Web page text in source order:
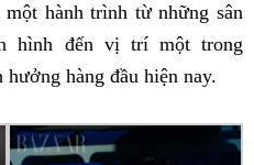
hành trình từ những sân
hình đến vị trí một trong
hàng đầu hiện nay.